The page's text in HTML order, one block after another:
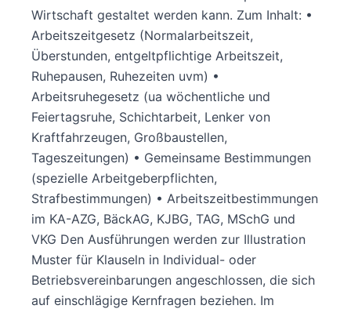
Wirtschaft gestaltet werden kann. Zum Inhalt: •
Arbeitszeitgesetz (Normalarbeitszeit,
Überstunden, entgeltpflichtige Arbeitszeit,
Ruhepausen, Ruhezeiten uvm) •
Arbeitsruhegesetz (ua wöchentliche und
Feiertagsruhe, Schichtarbeit, Lenker von
Kraftfahrzeugen, Großbaustellen,
Tageszeitungen) • Gemeinsame Bestimmungen
(spezielle Arbeitgeberpflichten,
Strafbestimmungen) • Arbeitszeitbestimmungen
im KA-AZG, BäckAG, KJBG, TAG, MSchG und
VKG Den Ausführungen werden zur Illustration
Muster für Klauseln in Individual- oder
Betriebsvereinbarungen angeschlossen, die sich
auf einschlägige Kernfragen beziehen. Im